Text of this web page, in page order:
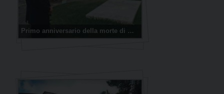
Primo anniversario della morte di Mons. Martella